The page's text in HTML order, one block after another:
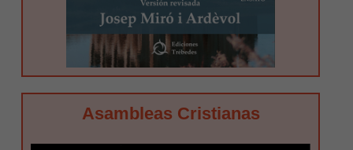
Asambleas Cristianas